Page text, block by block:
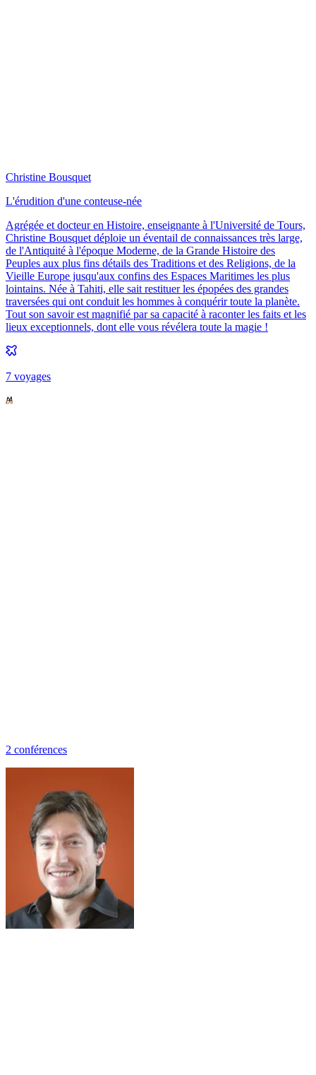
Christine Bousquet
L'érudition d'une conteuse-née
Agrégée et docteur en Histoire, enseignante à l'Université de Tours,
Christine Bousquet déploie un éventail de connaissances très large,
de l'Antiquité à l'époque Moderne, de la Grande Histoire des
Peuples aux plus fins détails des Traditions et des Religions, de la
Vieille Europe jusqu'aux confins des Espaces Maritimes les plus
lointains. Née à Tahiti, elle sait restituer les épopées des grandes
traversées qui ont conduit les hommes à conquérir toute la planète.
Tout son savoir est magnifié par sa capacité à raconter les faits et les
lieux exceptionnels, dont elle vous révélera toute la magie !
7 voyages
2 conférences